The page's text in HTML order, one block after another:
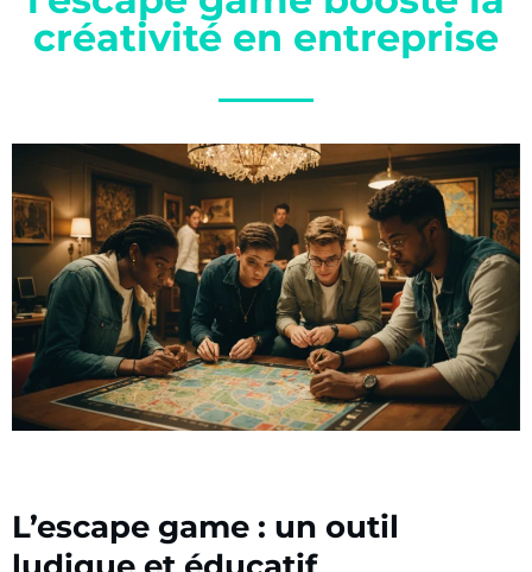
créativité en entreprise
L’escape game : un outil